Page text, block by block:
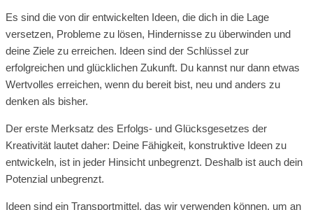
Es sind die von dir entwickelten Ideen, die dich in die Lage
versetzen, Probleme zu lösen, Hindernisse zu überwinden und
deine Ziele zu erreichen. Ideen sind der Schlüssel zur
erfolgreichen und glücklichen Zukunft. Du kannst nur dann etwas
Wertvolles erreichen, wenn du bereit bist, neu und anders zu
denken als bisher.
Der erste Merksatz des Erfolgs- und Glücksgesetzes der
Kreativität lautet daher: Deine Fähigkeit, konstruktive Ideen zu
entwickeln, ist in jeder Hinsicht unbegrenzt. Deshalb ist auch dein
Potenzial unbegrenzt.
Ideen sind ein Transportmittel, das wir verwenden können, um an